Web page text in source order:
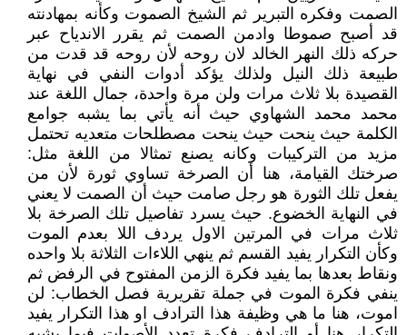
الصمت وفكره التبرير ثم الشيخ الصموت وكأنه بمهادنته
قد أصبح صموطا وادمن الصمت ثم يقرر الاندياح عبر
حركه ذلك النهر الخالد لان روحه لأن روحه قد قدت من
طبيعة ذلك النيل ولذلك يؤكد أدوات النفي في نهاية
القصيدة بلا ثلاث مرات ولن مرة واحدة، جمال اللغة عند
محمد محمد الشهاوي حيث أنه يأتي بما يشبه جوامع
الكلمة حيث ينحت حيث ينحت مصطلحات متعديه تحتمل
مزيد من التركيبات وكانه يصنع تمثالا من اللغة مثل:
صرختك القيامة، هنا أن الصرخة تساوي ثورة لأن من
يفعل تلك الثورة هو رجل صامت حيث أن الصمت لا يعني
في النهاية الخضوع. حيث يسرد تفاصيل تلك الصرخة بلا
ثلاث مرات في المرتين الاول يردف اللا بعدم الموت
وكأن التكرار يفيد القسم ثم ينهي اللاءات الثلاثة بلا واحده
ونقاط بعدها بما يفيد فكرة الزمن المفتوح في الرفض ثم
ينفي فكرة الموت في جملة تقريرية فصل الخطاب: لن
اموت، هنا ما هي وظيفة هذا الترادف او هذا التكرار يفيد